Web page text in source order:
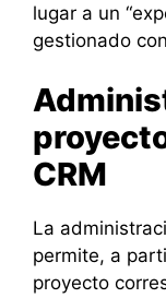
lugar a un
gestionado
CRM
La
permite, a
proyecto